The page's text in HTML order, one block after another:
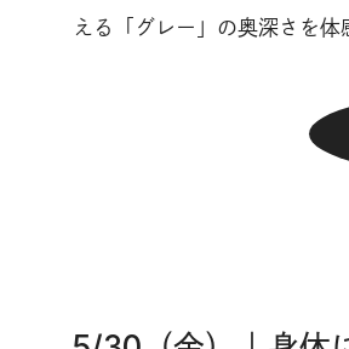
える「グレー」の奥深さを